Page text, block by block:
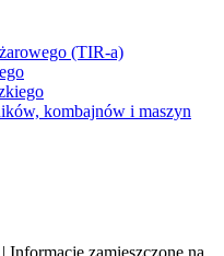
(TIR-a)
kombajnów i maszyn